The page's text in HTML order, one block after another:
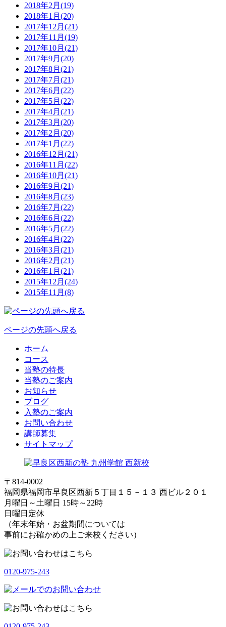
2018年2月(19)
2018年1月(20)
2017年12月(21)
2017年11月(19)
2017年10月(21)
2017年9月(20)
2017年8月(21)
2017年7月(21)
2017年6月(22)
2017年5月(22)
2017年4月(21)
2017年3月(20)
2017年2月(20)
2017年1月(22)
2016年12月(21)
2016年11月(22)
2016年10月(21)
2016年9月(21)
2016年8月(23)
2016年7月(22)
2016年6月(22)
2016年5月(22)
2016年4月(22)
2016年3月(21)
2016年2月(21)
2016年1月(21)
2015年12月(24)
2015年11月(8)
ページの先頭へ戻る
ホーム
コース
当塾の特長
当塾のご案内
お知らせ
ブログ
入塾のご案内
お問い合わせ
講師募集
サイトマップ
〒814-0002
福岡県福岡市早良区西新５丁目１５－１３ 西ビル２０１
月曜日～土曜日 15時～22時
日曜日定休
（年末年始・お盆期間については
事前にお確かめの上ご来校ください）
0120-975-243